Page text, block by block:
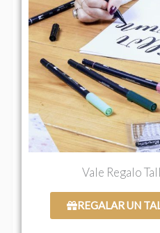
Vale Regalo
REGALAR UN